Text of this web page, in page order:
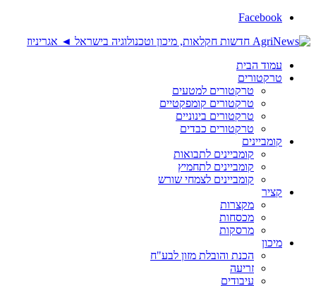
Facebook
עמוד הבית
טרקטורים
טרקטורים למטעים
טרקטורים קומפקטיים
טרקטורים בינוניים
טרקטורים כבדים
קומביינים
קומביינים לתבואות
קומביינים לתחמיץ
קומביינים לצמחי שורש
קציר
מקצרות
מכסחות
מרסקות
מיכון
הכנת והובלת מזון לבע"ח
זריעה
עיבודים